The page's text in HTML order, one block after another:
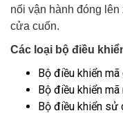
nối vận hành đóng
cửa cuốn.
Các loại bộ điều
Bộ điều khiển
Bộ điều khiển
Bộ điều khiển sử